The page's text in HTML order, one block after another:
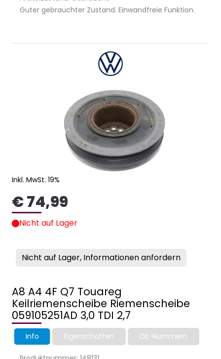
Guter gebrauchter Zustand. Einwandfreie Funktion.
A8 A4 4F Q7 Touareg
Keilriemenscheibe Riemenscheibe
059105251AD 3,0 TDI 2,7
Info Eigenschaften OE-Nummern
Inkl. MwSt. 19%
€ 74,99
Nicht auf Lager
Nicht auf Lager, Informationen anfordern